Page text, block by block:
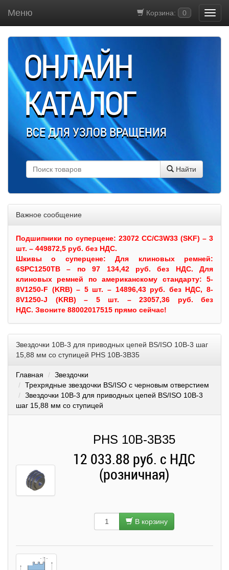
Корзина: 0
Меню
ОНЛАЙН
КАТАЛОГ
ВСЕ ДЛЯ УЗЛОВ ВРАЩЕНИЯ
Найти
Важное сообщение
Подшипники по суперцене: 23072 CC/C3W33 (SKF) – 3
шт. – 449872,5 руб. без НДС.
Шкивыо суперцене:Для клиновых ремней:
6SPC1250TB – по 97 134,42 руб. без НДС. Для
клиновых ремней по американскому стандарту: 5-
8V1250-F (KRB) – 5 шт. – 14896,43 руб. без НДС, 8-
8V1250-J (KRB) – 5 шт. – 23057,36 руб. без
НДС. Звоните 88002017515 прямо сейчас!
Звездочки 10B-3 для приводных цепей BS/ISO 10B-3 шаг
15,88 мм со ступицей PHS 10B-3B35
Главная
Звездочки
Трехрядные звездочки BS/ISO с черновым отверстием
Звездочки 10B-3 для приводных цепей BS/ISO 10B-3
шаг 15,88 мм со ступицей
PHS 10B-3B35
12 033.88 руб. с НДС
(розничная)
В корзину